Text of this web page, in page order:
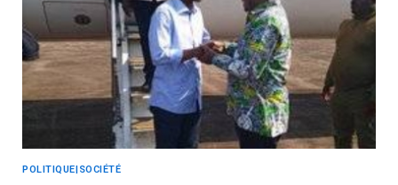
POLITIQUE|SOCIÉTÉ